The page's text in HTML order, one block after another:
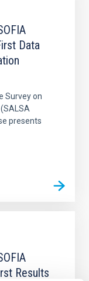
Data
Survey on
presents
Results